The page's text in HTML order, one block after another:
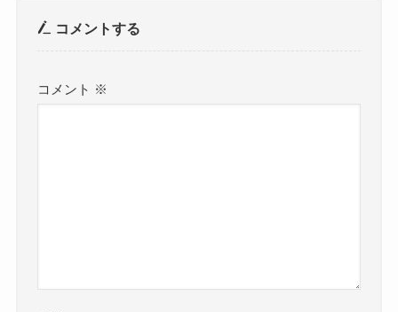
コメントする
コメント ※